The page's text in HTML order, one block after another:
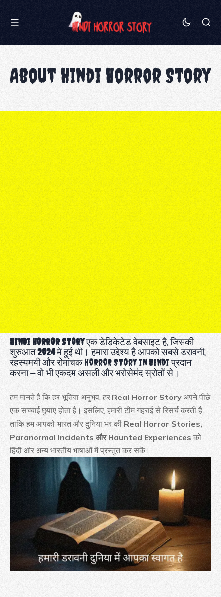
About Hindi Horror Story
Hindi Horror Storyएक डेडिकेटेड वेबसाइट है, जिसकी
शुरुआत2024में हुई थी। हमारा उद्देश्य है आपको सबसे डरावनी,
रहस्यमयी और रोमांचक Horror Story in Hindi प्रदान
करना — वो भी एकदम असली और भरोसेमंद स्रोतों से।
हम मानते हैं कि हर भूतिया अनुभव, हर Real Horror Story अपने पीछे
एक सच्चाई छुपाए होता है। इसलिए, हमारी टीम गहराई से रिसर्च करती है
ताकि हम आपको भारत और दुनिया भर की Real Horror Stories,
Paranormal Incidents और Haunted Experiencesको
हिंदी और अन्य भारतीय भाषाओं में प्रस्तुत कर सकें।